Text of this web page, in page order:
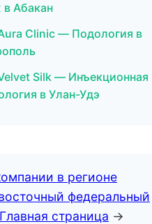
Абакан
Clinic — Подология в
Silk — Инъекционная
в Улан-Удэ
в регионе
федеральный
Главная страница →